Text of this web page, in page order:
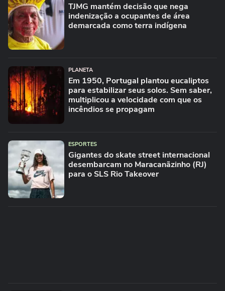
TJMG mantém decisão que nega
indenização a ocupantes de área
demarcada como terra indígena
PLANETA
Em 1950, Portugal plantou eucaliptos
para estabilizar seus solos. Sem saber,
multiplicou a velocidade com que os
incêndios se propagam
ESPORTES
Gigantes do skate street internacional
desembarcam no Maracanãzinho (RJ)
para o SLS Rio Takeover